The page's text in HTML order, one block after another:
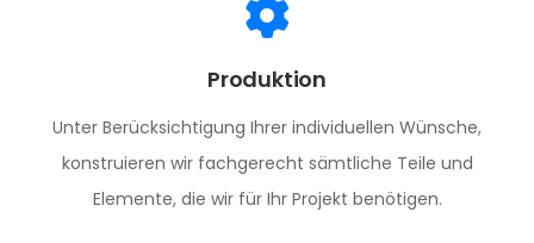
Produktion
Unter Berücksichtigung Ihrer individuellen Wünsche,
konstruieren wir fachgerecht sämtliche Teile und
Elemente, die wir für Ihr Projekt benötigen.